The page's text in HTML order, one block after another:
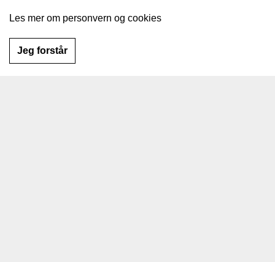
Les mer om personvern og cookies
Jeg forstår